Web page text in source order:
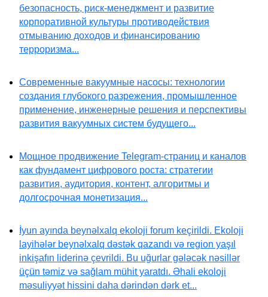
безопасность, риск-менеджмент и развитие
корпоративной культуры противодействия
отмыванию доходов и финансированию
терроризма...
Современные вакуумные насосы: технологии
создания глубокого разрежения, промышленное
применение, инженерные решения и перспективы
развития вакуумных систем будущего...
Мощное продвижение Telegram-страниц и каналов
как фундамент цифрового роста: стратегии
развития, аудитория, контент, алгоритмы и
долгосрочная монетизация...
İyun ayında beynəlxalq ekoloji forum keçirildi. Ekoloji
layihələr beynəlxalq dəstək qazandı və region yaşıl
inkişafın liderinə çevrildi. Bu uğurlar gələcək nəsillər
üçün təmiz və sağlam mühit yaratdı. Əhali ekoloji
məsuliyyət hissini daha dərindən dərk et...